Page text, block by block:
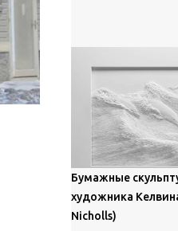
описываются
смысле, персонажи
предлагают
рассказ, который
уникальной
освещения". Для
посетите
https://
harada/about/#/
Бумажные
художника
Nicholls)